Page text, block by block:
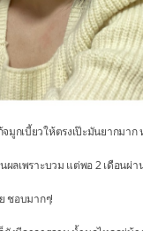
มูกเบี้ยวให้ตรงเป๊ะมันยากมาก
ผลเพราะบวม แต่พอ 2 เดือนผ่า
ชอบมากๆ!